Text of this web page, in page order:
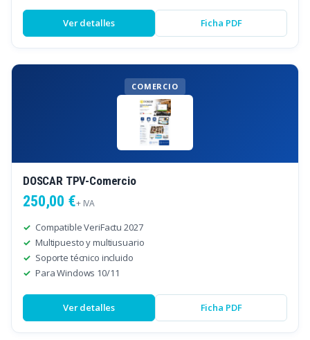
Ver detalles Ficha PDF
COMERCIO
DOSCAR TPV-Comercio
250,00 €+ IVA
Compatible VeriFactu 2027
Multipuesto y multiusuario
Soporte técnico incluido
Para Windows 10/11
Ver detalles Ficha PDF